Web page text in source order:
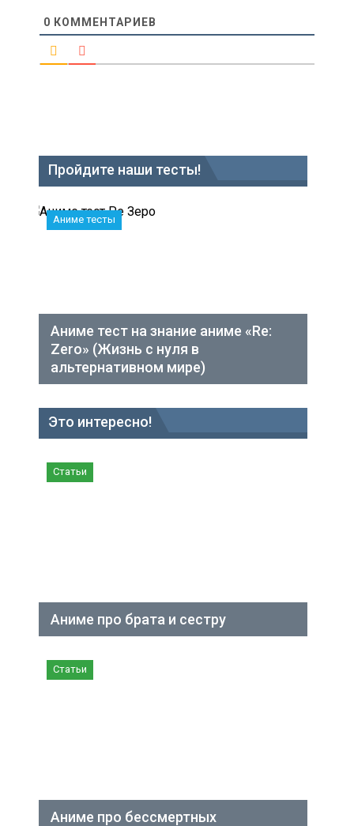
0 КОММЕНТАРИЕВ
Пройдите наши тесты!
Аниме тесты
Аниме тест на знание аниме «Re:
Zero» (Жизнь с нуля в
альтернативном мире)
Это интересно!
Статьи
Аниме про брата и сестру
Статьи
Аниме про бессмертных